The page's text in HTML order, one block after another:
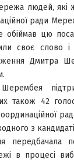
людей, які
ради
обіймав цю
своє слово і
Дмитра
Шерембея
також 42
з
передбачала
в процесі